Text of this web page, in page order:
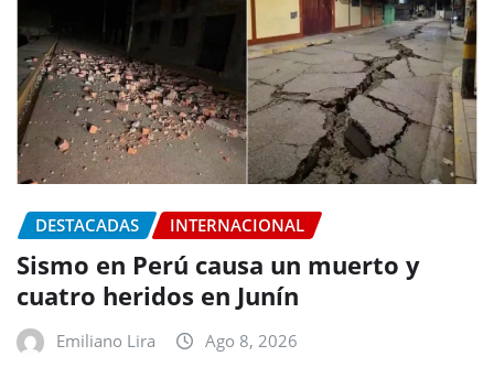
DESTACADAS INTERNACIONAL
Sismo en Perú causa un muerto y
cuatro heridos en Junín
Emiliano Lira Ago 8, 2026